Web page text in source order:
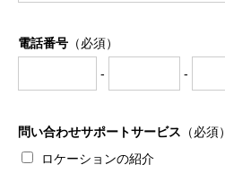
電話番号 （必須）
- -
問い合わせサポートサービス （必須）
ロケーションの紹介